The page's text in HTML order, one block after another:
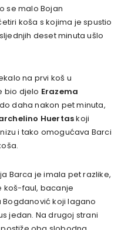
se malo Bojan
koša s kojima je spustio
deset minuta ušlo
na prvi koš u
bio djelo Erazema
daha nakon pet minuta,
Huertaskoji
i tako omogućava Barci
Barca je imala pet razlike,
koš-faul, bacanje
koji lagano
jedan. Na drugoj strani